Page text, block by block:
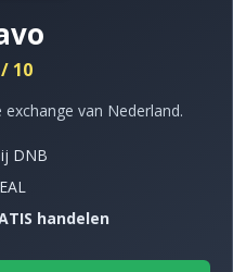
10
van Nederland.
DNB
handelen